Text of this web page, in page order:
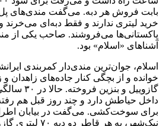
بابت فروش هر دبه. می‌گفت مندی‌های پل
خرید لیتری ندارند و فقط دبه‌ای می‌خرند
پاکستانی‌ها می‌فروشند. صاحب یکی از
آشنا‌های «اسلام» بود.
خوانده و از بچگی کنار جاده‌های زاهدان
داخل حیاطش دارد و چند روز قبل هم
برای سوخت‌کشی. می‌گفت در بیابان
نیک‌شهر، به هر